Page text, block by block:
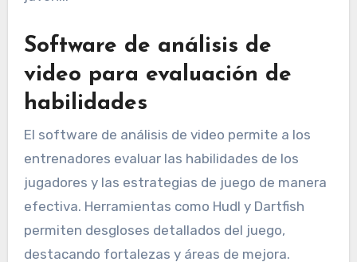
precisión y la comodidad. Las opciones
populares incluyen dispositivos de marcas como
Catapult y STATSports, que se utilizan
ampliamente en entornos de rugby profesional y
juvenil.
Software de análisis de
video para evaluación de
habilidades